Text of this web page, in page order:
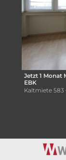
Jetzt 1 Monat
EBK
Kaltmiete 583